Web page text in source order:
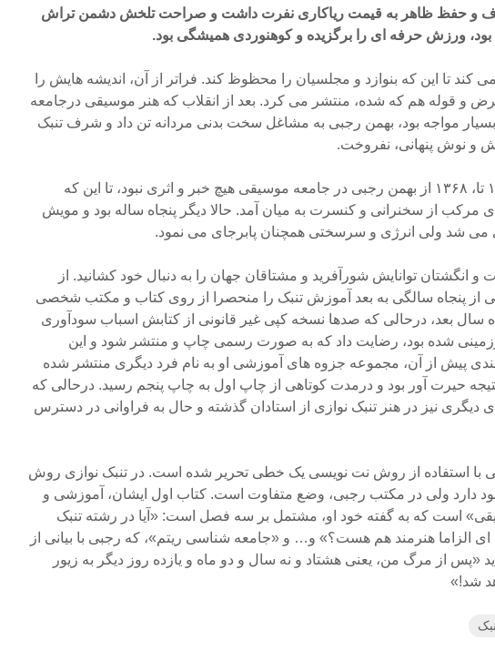
و حفظ ظاهر به قیمت ریاکاری نفرت داشت و صراحت تلخش دشمن تراش
بود، ورزش حرفه ای را برگزیده و کوهنوردی همیشگی بود.
کند تا این که بنوازد و مجلسیان را محظوظ کند. فراتر از آن، اندیشه هایش را
و قوله هم که شده، منتشر می کرد. بعد از انقلاب که هنر موسیقی درجامعه
مواجه بود، بهمن رجبی به مشاغل سخت بدنی مردانه تن داد و شرف تنبک
و نوش پنهانی، نفروخت.
بین سالهای ۱۳۶۳ تا، ۱۳۶۸ از بهمن رجبی در جامعه موسیقی هیچ خبر و اثری نبود، تا این که
ای مرکب از سخنرانی و کنسرت به میان آمد. حالا دیگر پنجاه ساله بود و مویش
شد ولی انرژی و سرسختی همچنان پابرجای می نمود.
و انگشتان توانایش شورآفرید و مشتاقان جهان را به دنبال خود کشانید. از
۱۳۶۸ یعنی از پنجاه سالگی به بعد آموزش تنبک را منحصرا از روی کتاب و مکتب شخصی
سال بعد، درحالی که صدها نسخه کپی غیر قانونی از کتابش اسباب سودآوری
شده بود، رضایت داد که به صورت رسمی چاپ و منتشر شود و این
پیش از آن، مجموعه جزوه های آموزشی او به نام فرد دیگری منتشر شده
نتیجه حیرت آور بود و درمدت کوتاهی از چاپ اول به چاپ پنجم رسید. درحالی که
دیگری نیز در هنر تنبک نوازی از استادان گذشته و حال به فراوانی در دسترس
با استفاده از روش نت نویسی یک خطی تحریر شده است. در تنبک نوازی روش
دارد ولی در مکتب رجبی، وضع متفاوت است. کتاب اول ایشان، آموزشی و
است که به گفته خود او، مشتمل بر سه فصل است: «آیا در رشته تنبک
ای الزاما هنرمند هم هست؟» و… و «جامعه شناسی ریتم»، که رجبی با بیانی از
«پس از مرگ من، یعنی هشتاد و نه سال و دو ماه و یازده روز دیگر به زیور
شد!»